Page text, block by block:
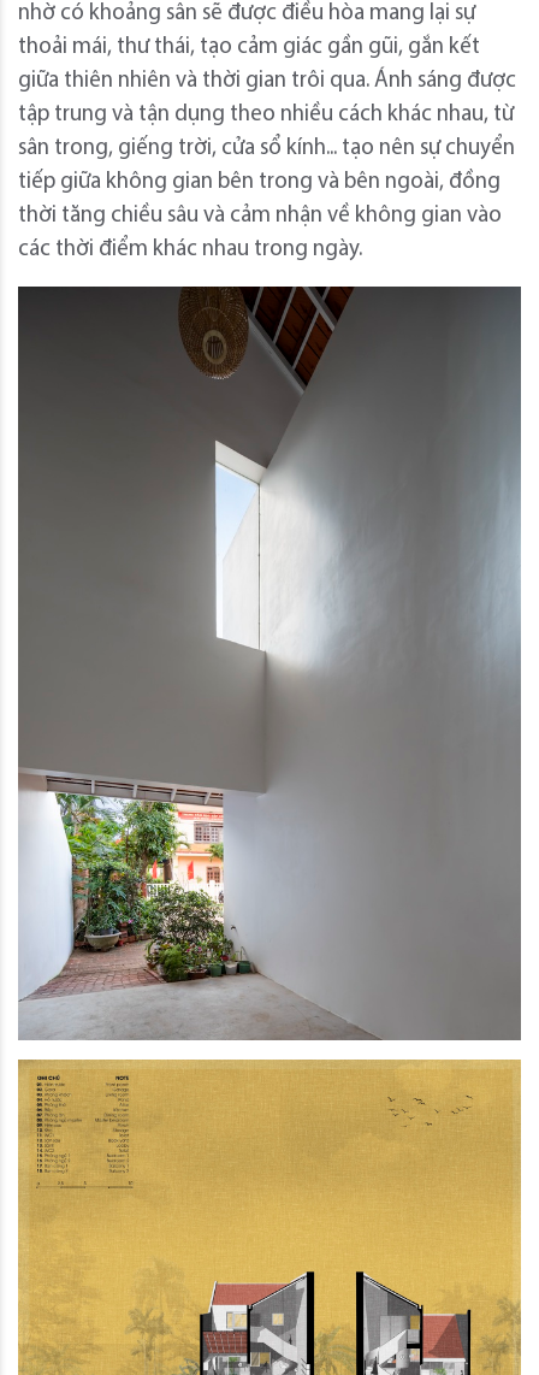
nhờ có khoảng sân sẽ được điều hòa mang lại sự
thoải mái, thư thái, tạo cảm giác gần gũi, gắn kết
giữa thiên nhiên và thời gian trôi qua. Ánh sáng được
tập trung và tận dụng theo nhiều cách khác nhau, từ
sân trong, giếng trời, cửa sổ kính... tạo nên sự chuyển
tiếp giữa không gian bên trong và bên ngoài, đồng
thời tăng chiều sâu và cảm nhận về không gian vào
các thời điểm khác nhau trong ngày.